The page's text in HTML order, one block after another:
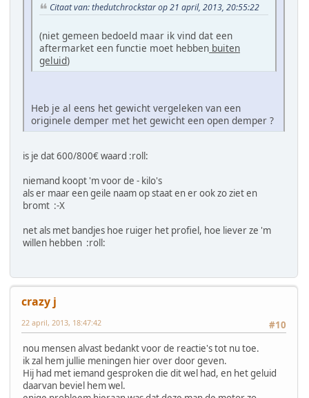
Citaat van: thedutchrockstar op 21 april, 2013, 20:55:22
(niet gemeen bedoeld maar ik vind dat een
aftermarket een functie moet hebben buiten
geluid)
Heb je al eens het gewicht vergeleken van een
originele demper met het gewicht een open demper ?
is je dat 600/800€ waard :roll:
niemand koopt 'm voor de - kilo's
als er maar een geile naam op staat en er ook zo ziet en
bromt :-X
net als met bandjes hoe ruiger het profiel, hoe liever ze 'm
willen hebben :roll:
crazy j
#10
22 april, 2013, 18:47:42
nou mensen alvast bedankt voor de reactie's tot nu toe.
ik zal hem jullie meningen hier over door geven.
Hij had met iemand gesproken die dit wel had, en het geluid
daarvan beviel hem wel.